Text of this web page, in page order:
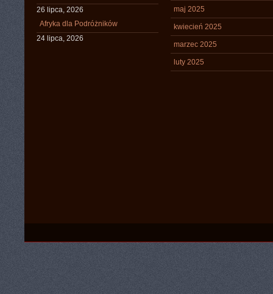
26 lipca, 2026
Afryka dla Podróżników
24 lipca, 2026
maj 2025
kwiecień 2025
marzec 2025
luty 2025